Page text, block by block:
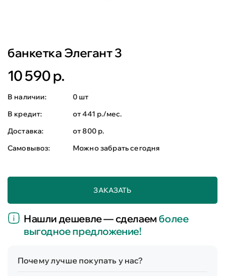
банкетка Элегант 3
10 590 р.
В наличии:
0 шт
В кредит:
от 441 р./мес.
Доставка:
от 800 р.
Самовывоз:
Можно забрать сегодня
ЗАКАЗАТЬ
Нашли дешевле — сделаемболее
выгодное предложение!
Почему лучше покупать у нас?